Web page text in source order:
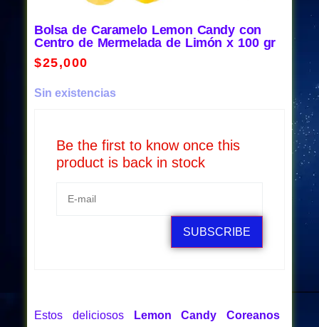
Bolsa de Caramelo Lemon Candy con
Centro de Mermelada de Limón x 100 gr
$25,000
Sin existencias
Be the first to know once this
product is back in stock
SUBSCRIBE
Estos deliciosos
Lemon Candy Coreanos